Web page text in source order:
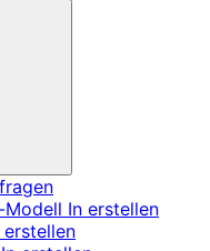
Modell In erstellen